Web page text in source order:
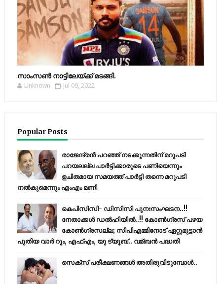
സാംസണ്‍ നാട്ടിലേയ്‌ക്ക് മടങ്ങി.
Unknown Jul 09, 2022
Popular Posts
രാജേന്ദ്രന്‍ പറഞ്ഞ് നടക്കുന്നതിന് മറുപടി
പറയലല്ല പാര്‍ട്ടിക്കാരുടെ പണിയെന്നും
ഉചിതമായ സമയത്ത് പാര്‍ട്ടി തന്നെ മറുപടി
നല്‍കുമെന്നും എംഎം മണി
കെപിസിസി- ഡിസിസി പുനഃസംഘടന..!!
നേതാക്കൾ ഡൽഹിയിൽ..!! കോണ്‍ഗ്രസ് പഴയ
കോണ്‍ഗ്രസല്ല; സിപിഎമ്മിനോട് ഏറ്റുമുട്ടാന്‍
പുതിയ വാര്‍ റൂം, എഫ്‌എം, യു ട്യൂബ്.. വമ്ബന്‍ പദ്ധതി
സെക്സ് പരീക്ഷണങ്ങൾ അതിരുവിടുമ്പോൾ..